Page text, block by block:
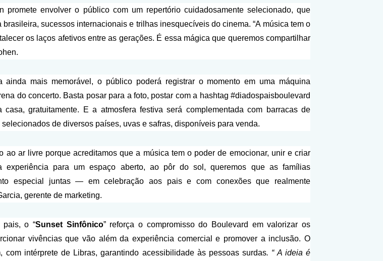
promete envolver o público com um repertório cuidadosamente selecionado, que
sucessos internacionais e trilhas inesquecíveis do cinema. “A música tem o
os laços afetivos entre as gerações. É essa mágica que queremos compartilhar
ainda mais memorável, o público poderá registrar o momento em uma máquina
do concerto. Basta posar para a foto, postar com a hashtag #diadospaisboulevard
gratuitamente. E a atmosfera festiva será complementada com barracas de
de diversos países, uvas e safras, disponíveis para venda.
ao ar livre porque acreditamos que a música tem o poder de emocionar, unir e criar
experiência para um espaço aberto, ao pôr do sol, queremos que as famílias
especial juntas — em celebração aos pais e com conexões que realmente
gerente de marketing.
pais, o “Sunset Sinfônico” reforça o compromisso do Boulevard em valorizar os
vivências que vão além da experiência comercial e promover a inclusão. O
com intérprete de Libras, garantindo acessibilidade às pessoas surdas. “ A ideia é